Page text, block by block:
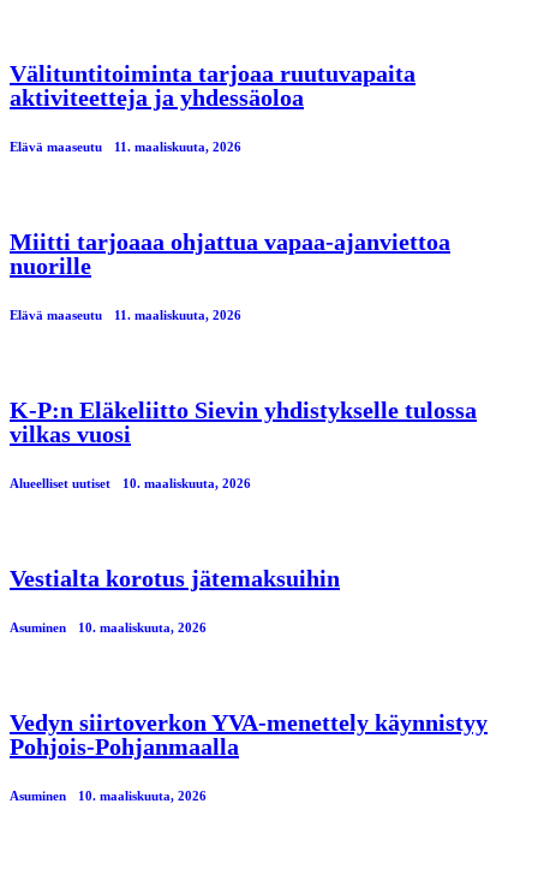
Välituntitoiminta tarjoaa ruutuvapaita
aktiviteetteja ja yhdessäoloa
Elävä maaseutu 11. maaliskuuta, 2026
Miitti tarjoaaa ohjattua vapaa-ajanviettoa
nuorille
Elävä maaseutu 11. maaliskuuta, 2026
K-P:n Eläkeliitto Sievin yhdistykselle tulossa
vilkas vuosi
Alueelliset uutiset 10. maaliskuuta, 2026
Vestialta korotus jätemaksuihin
Asuminen 10. maaliskuuta, 2026
Vedyn siirtoverkon YVA-menettely käynnistyy
Pohjois-Pohjanmaalla
Asuminen 10. maaliskuuta, 2026